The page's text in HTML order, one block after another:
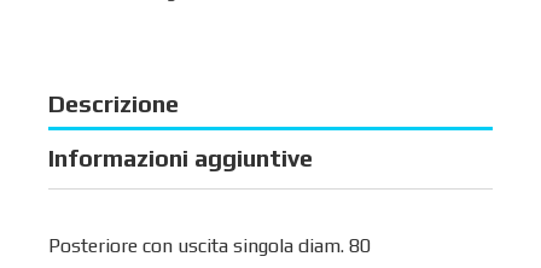
Descrizione
Informazioni aggiuntive
Posteriore con uscita singola diam. 80